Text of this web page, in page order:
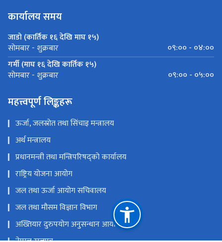
कार्यालय समय
जाडो (कार्तिक १६ देखि माघ १५)
सोमबार - शुक्रबार
०९:०० - ०४:००
गर्मी (माघ १६ देखि कार्तिक १५)
सोमबार - शुक्रबार ०९:०० - ०५:००
महत्त्वपूर्ण लिङ्कहरू
ऊर्जा, जलस्रोत तथा सिंचाइ मन्त्रालय
अर्थ मन्त्रालय
प्रधानमन्त्री तथा मन्त्रिपरिषद्को कार्यालय
राष्ट्रिय योजना आयोग
जल तथा ऊर्जा आयोग सचिवालय
जल तथा मौसम विज्ञान विभाग
अख्तियार दुरुपयोग अनुसन्धान आयोग